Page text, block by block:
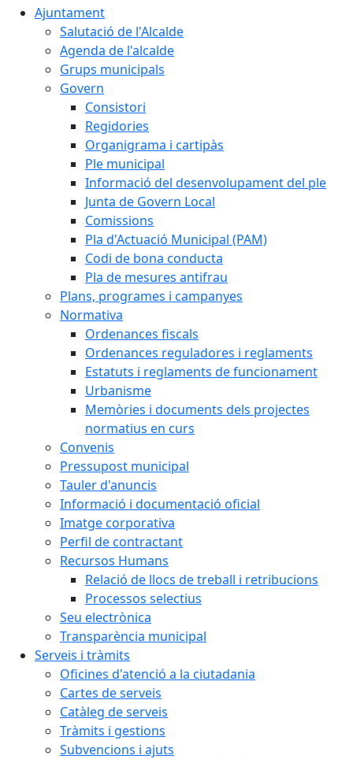
Ajuntament
Salutació de l'Alcalde
Agenda de l'alcalde
Grups municipals
Govern
Consistori
Regidories
Organigrama i cartipàs
Ple municipal
Informació del desenvolupament del ple
Junta de Govern Local
Comissions
Pla d'Actuació Municipal (PAM)
Codi de bona conducta
Pla de mesures antifrau
Plans, programes i campanyes
Normativa
Ordenances fiscals
Ordenances reguladores i reglaments
Estatuts i reglaments de funcionament
Urbanisme
Memòries i documents dels projectes
normatius en curs
Convenis
Pressupost municipal
Tauler d'anuncis
Informació i documentació oficial
Imatge corporativa
Perfil de contractant
Recursos Humans
Relació de llocs de treball i retribucions
Processos selectius
Seu electrònica
Transparència municipal
Serveis i tràmits
Oficines d'atenció a la ciutadania
Cartes de serveis
Catàleg de serveis
Tràmits i gestions
Subvencions i ajuts